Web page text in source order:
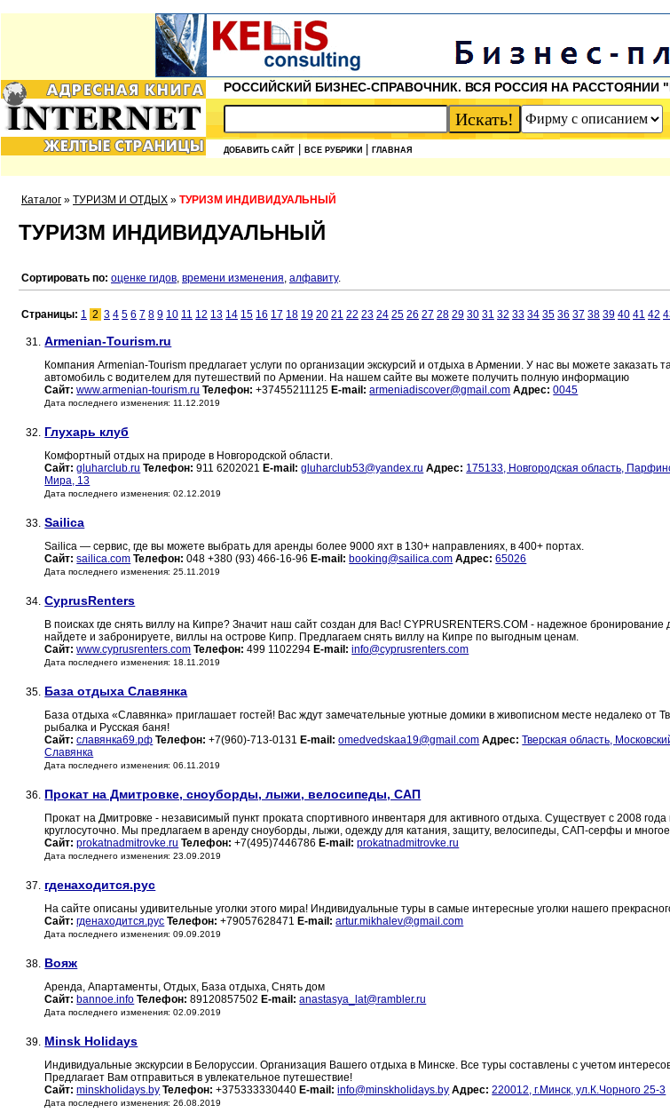
РОССИЙСКИЙ БИЗНЕС-СПРАВОЧНИК. ВСЯ РОССИЯ НА РАССТОЯНИИ
ДОБАВИТЬ САЙТ ВСЕ РУБРИКИ ГЛАВНАЯ
Каталог » ТУРИЗМ И ОТДЫХ » ТУРИЗМ ИНДИВИДУАЛЬНЫЙ
ТУРИЗМ ИНДИВИДУАЛЬНЫЙ
Сортировать по: оценке гидов, времени изменения, алфавиту.
Страницы: 1 2 3 4 5 6 7 8 9 10 11 12 13 14 15 16 17 18 19 20 21 22 23 24 25 26 27 28 29 30 31 32 33 34 35 36 37 38 39 40 41 42
31. Armenian-Tourism.ru
Компания Armenian-Tourism предлагает услуги по организации экскурсий и отдыха в Армении. У нас вы можете заказать
автомобиль с водителем для путешествий по Армении. На нашем сайте вы можете получить полную информацию
Сайт: www.armenian-tourism.ru Телефон: +37455211125 E-mail: armeniadiscover@gmail.com Адрес: 0045
Дата последнего изменения: 11.12.2019
32. Глухарь клуб
Комфортный отдых на природе в Новгородской области.
Сайт: gluharclub.ru Телефон: 911 6202021 E-mail: gluharclub53@yandex.ru Адрес: 175133, Новгородская область,
Мира, 13
Дата последнего изменения: 02.12.2019
33. Sailica
Sailica — сервис, где вы можете выбрать для аренды более 9000 яхт в 130+ направлениях, в 400+ портах.
Сайт: sailica.com Телефон: 048 +380 (93) 466-16-96 E-mail: booking@sailica.com Адрес: 65026
Дата последнего изменения: 25.11.2019
34. CyprusRenters
В поисках где снять виллу на Кипре? Значит наш сайт создан для Вас! CYPRUSRENTERS.COM - надежное
найдете и забронируете, виллы на острове Кипр. Предлагаем снять виллу на Кипре по выгодным ценам.
Сайт: www.cyprusrenters.com Телефон: 499 1102294 E-mail: info@cyprusrenters.com
Дата последнего изменения: 18.11.2019
35. База отдыха Славянка
База отдыха «Славянка» приглашает гостей! Вас ждут замечательные уютные домики в живописном месте недалеко от
рыбалка и Русская баня!
Сайт: славянка69.рф Телефон: +7(960)-713-0131 E-mail: omedvedskaa19@gmail.com Адрес: Тверская область,
Славянка
Дата последнего изменения: 06.11.2019
36. Прокат на Дмитровке, сноуборды, лыжи, велосипеды, САП
Прокат на Дмитровке - независимый пункт проката спортивного инвентаря для активного отдыха. Существует с 2008
круглосуточно. Мы предлагаем в аренду сноуборды, лыжи, одежду для катания, защиту, велосипеды, САП-серфы и
Сайт: prokatnadmitrovke.ru Телефон: +7(495)7446786 E-mail: prokatnadmitrovke.ru
Дата последнего изменения: 23.09.2019
37. гденаходится.рус
На сайте описаны удивительные уголки этого мира! Индивидуальные туры в самые интересные уголки нашего
Сайт: гденаходится.рус Телефон: +79057628471 E-mail: artur.mikhalev@gmail.com
Дата последнего изменения: 09.09.2019
38. Вояж
Аренда, Апартаменты, Отдых, База отдыха, Снять дом
Сайт: bannoe.info Телефон: 89120857502 E-mail: anastasya_lat@rambler.ru
Дата последнего изменения: 02.09.2019
39. Minsk Holidays
Индивидуальные экскурсии в Белоруссии. Организация Вашего отдыха в Минске. Все туры составлены с учетом
Предлагает Вам отправиться в увлекательное путешествие!
Сайт: minskholidays.by Телефон: +375333330440 E-mail: info@minskholidays.by Адрес: 220012, г.Минск, ул.К.Чорного 25-3
Дата последнего изменения: 26.08.2019